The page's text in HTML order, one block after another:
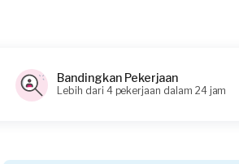
Bandingkan Pekerjaan
Lebih dari 4 pekerjaan dalam 24 jam